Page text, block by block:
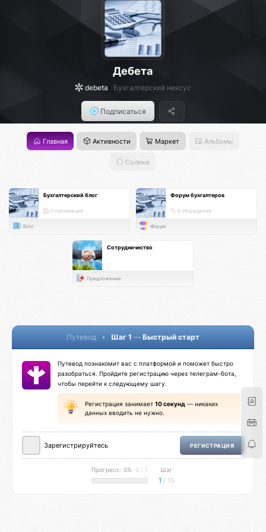
Дебета
debeta Бухгалтерский нексус
Подписаться
Главная Активности Маркет Альбомы
Солики
Бухгалтерский блог
0 публикаций
Блог
Форум бухгалтеров
0 обсуждений
Форум
Сотрудничество
Предложение
Путевод • Шаг 1 — Быстрый старт
Путевод познакомит вас с платформой и поможет быстро
разобраться. Пройдите регистрацию через телеграм-бота,
чтобы перейти к следующему шагу.
Регистрация занимает 10 секунд — никаких
данных вводить не нужно.
Зарегистрируйтесь РЕГИСТРАЦИЯ
Прогресс: 0% 0 / 1 Шаг
1 / 15